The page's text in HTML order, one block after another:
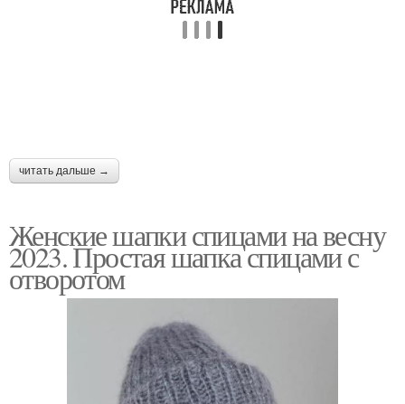
читать дальше →
Женские шапки спицами на весну
2023. Простая шапка спицами с
отворотом